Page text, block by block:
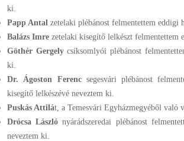
ki.
Papp Antal zetelaki plébánost felmentettem eddigi
Balázs Imre zetelaki kisegítő lelkészt felmentettem
Göthér Gergelycsíksomlyói plébánost
ki.
Dr. Ágoston Ferenc segesvári plébánost
kisegítő lelkészévé neveztem ki.
Puskás Attilát, a Temesvári Egyházmegyéből való
Drócsa Lászlónyárádszeredai plébánost
neveztem ki.